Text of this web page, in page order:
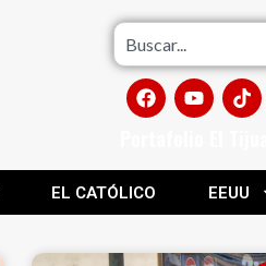
EL CATÓLICO EEUU